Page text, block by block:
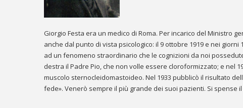
Giorgio Festa era un medico di Roma. Per incarico del Ministro
anche dal punto di vista psicologico: il 9 ottobre 1919 e nei
ad un fenomeno straordinario che le cognizioni da noi
destra il Padre Pio, che non volle essere cloroformizzato; e nel
muscolo sternocleidomastoideo. Nel 1933 pubblicò il risultato
fede». Venerò sempre il più grande dei suoi pazienti. Si spense il